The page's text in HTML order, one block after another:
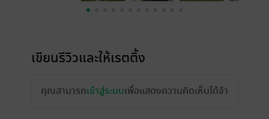
เขียนรีวิวและให้เรตติ้ง
คุณสามารถเข้าสู่ระบบเพื่อแสดงความคิดเห็นได้จ้า